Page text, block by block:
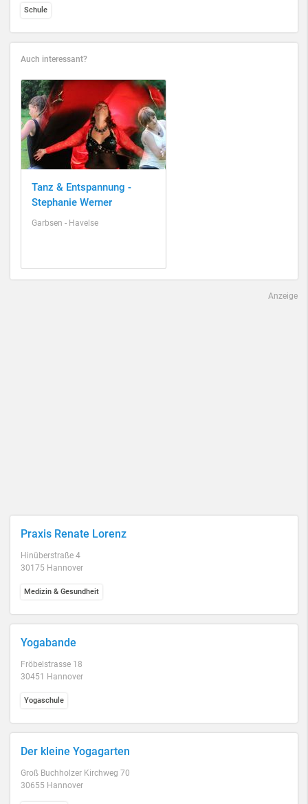
Schule
Auch interessant?
Tanz & Entspannung -
Stephanie Werner
Garbsen - Havelse
Anzeige
Praxis Renate Lorenz
Hinüberstraße 4
30175 Hannover
Medizin & Gesundheit
Yogabande
Fröbelstrasse 18
30451 Hannover
Yogaschule
Der kleine Yogagarten
Groß Buchholzer Kirchweg 70
30655 Hannover